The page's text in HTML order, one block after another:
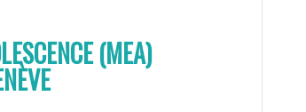
(MEA)